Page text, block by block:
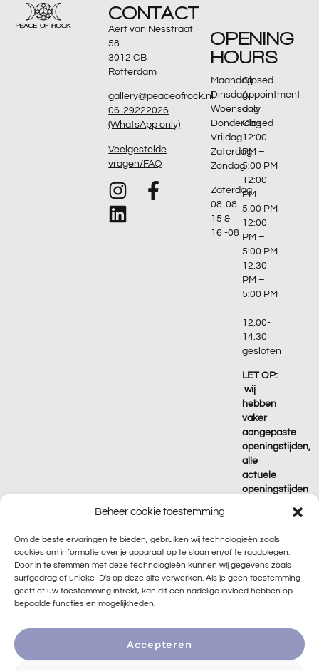
Beheer cookie toestemming
Om de beste ervaringen te bieden, gebruiken wij technologieën zoals
cookies om informatie over je apparaat op te slaan en/of te raadplegen.
Door in te stemmen met deze technologieën kunnen wij gegevens zoals
surfgedrag of unieke ID's op deze site verwerken. Als je geen toestemming
geeft of uw toestemming intrekt, kan dit een nadelige invloed hebben op
bepaalde functies en mogelijkheden.
Accepteren
CONTACT
Aert van Nesstraat
58
3012 CB
Rotterdam
gallery@peaceofrock.nl
06-29222026
(WhatsApp only)
Veelgestelde
vragen/FAQ
OPENING
HOURS
Maandag
Dinsdag
Woensdag
Donderdag
Vrijdag
Zaterdag
Zondag
Zaterdag
08-08
15 &
16 -08
Closed
Appointment
only
Closed
12:00
PM –
5:00 PM
12:00
PM –
5:00 PM
12:00
PM –
5:00 PM
12:30
PM –
5:00 PM
12:00-
14:30
gesloten
LET OP:
wij
hebben
vaker
aangepaste
openingstijden,
alle
actuele
openingstijden
© 2026 Peace of Rock |🌱 Duurzaam ontwikkeld door